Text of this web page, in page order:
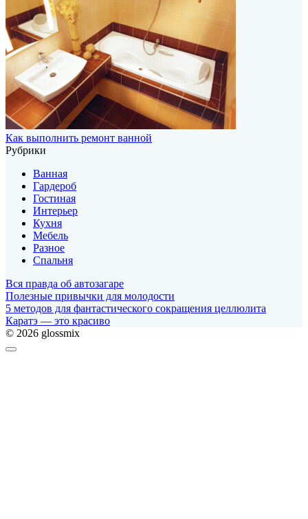
Как выполнить ремонт ванной
Рубрики
Ванная
Гардероб
Гостиная
Интерьер
Кухня
Мебель
Разное
Спальня
Вся правда об автозагаре
Полезные привычки для молодости
5 методов для фантастического сокращения целлюлита
Каратэ — это красиво
© 2026 glossmix